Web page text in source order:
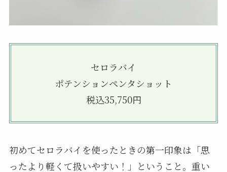
セロラバイ
ポテンションペンタショット
税込35,750円
初めてセロラバイを使ったときの第一印象は「思
ったより軽くて扱いやすい！」ということ。重い